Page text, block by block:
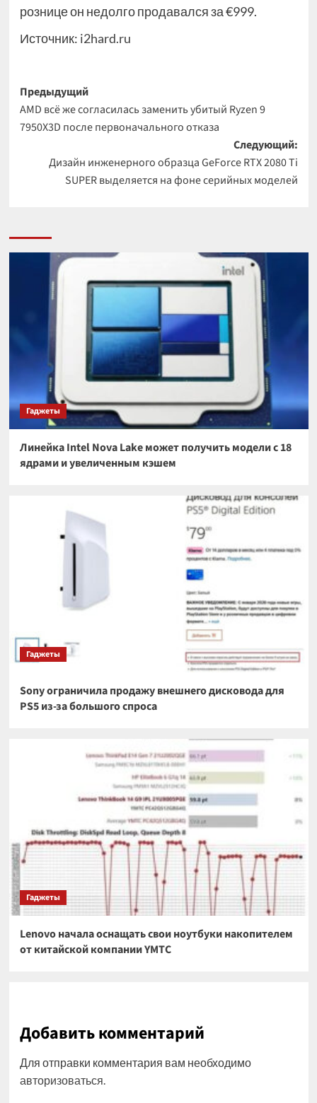
рознице он недолго продавался за €999.
Источник: i2hard.ru
Навигация
записи
Предыдущий
AMD всё же согласилась заменить убитый Ryzen 9
7950X3D после первоначального отказа
Следующий:
Дизайн инженерного образца GeForce RTX 2080 Ti
SUPER выделяется на фоне серийных моделей
Гаджеты
Линейка Intel Nova Lake может получить модели с 18
ядрами и увеличенным кэшем
Гаджеты
Sony ограничила продажу внешнего дисковода для
PS5 из-за большого спроса
Гаджеты
Lenovo начала оснащать свои ноутбуки накопителем
от китайской компании YMTC
Добавить комментарий
Для отправки комментария вам необходимо
авторизоваться